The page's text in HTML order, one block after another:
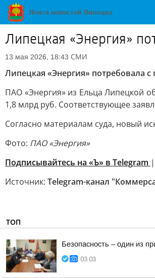
Липецкая «Энергия»
13 мая 2026, 18:43 СМИ
Липецкая «Энергия» потребовала
ПАО «Энергия» из Ельца Липецкой
1,8 млрд руб. Соответствующее
Согласно материалам суда, новый
Фото: ПАО «Энергия»
Подписывайтесь на «Ъ» в Telegram |
Источник: Telegram-канал
ТОП
Безопасность – один из
03:03